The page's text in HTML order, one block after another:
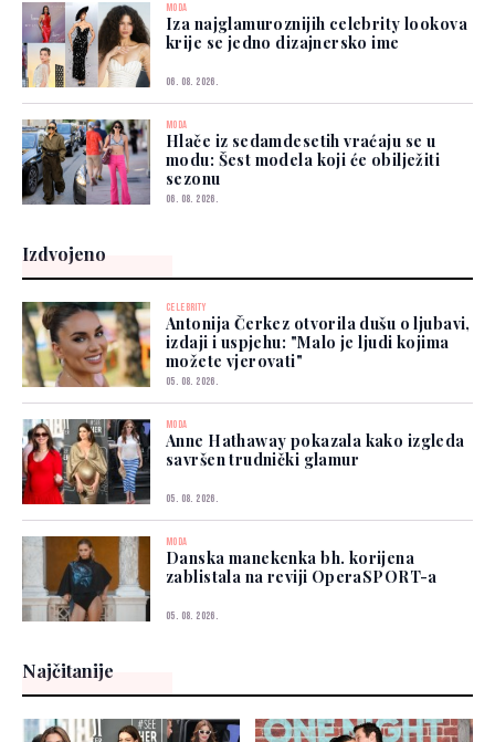
MODA
Iza najglamuroznijih celebrity lookova
krije se jedno dizajnersko ime
06. 08. 2026.
MODA
Hlače iz sedamdesetih vraćaju se u
modu: Šest modela koji će obilježiti
sezonu
06. 08. 2026.
Izdvojeno
CELEBRITY
Antonija Čerkez otvorila dušu o ljubavi,
izdaji i uspjehu: "Malo je ljudi kojima
možete vjerovati"
05. 08. 2026.
MODA
Anne Hathaway pokazala kako izgleda
savršen trudnički glamur
05. 08. 2026.
MODA
Danska manekenka bh. korijena
zablistala na reviji OperaSPORT-a
05. 08. 2026.
Najčitanije